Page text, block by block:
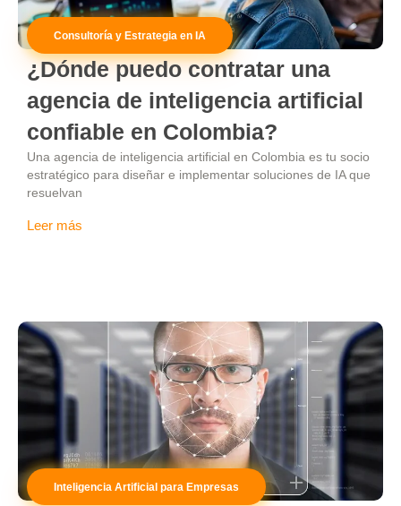
Consultoría y Estrategia en IA
¿Dónde puedo contratar una
agencia de inteligencia artificial
confiable en Colombia?
Una agencia de inteligencia artificial en Colombia es tu socio
estratégico para diseñar e implementar soluciones de IA que
resuelvan
Leer más
Inteligencia Artificial para Empresas